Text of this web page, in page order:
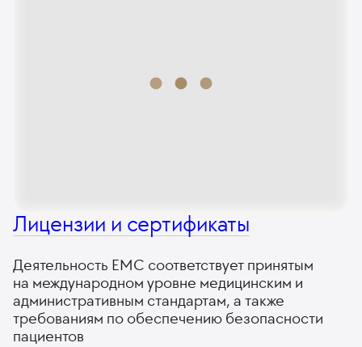
Лицензии и сертификаты
Деятельность ЕМС соответствует принятым
на международном уровне медицинским и
административным стандартам, а также
требованиям по обеспечению безопасности
пациентов